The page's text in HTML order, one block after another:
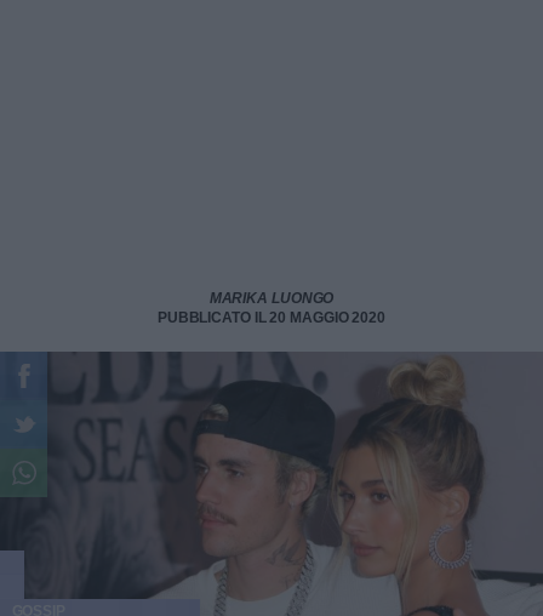
MARIKA LUONGO
PUBBLICATO IL 20 MAGGIO 2020